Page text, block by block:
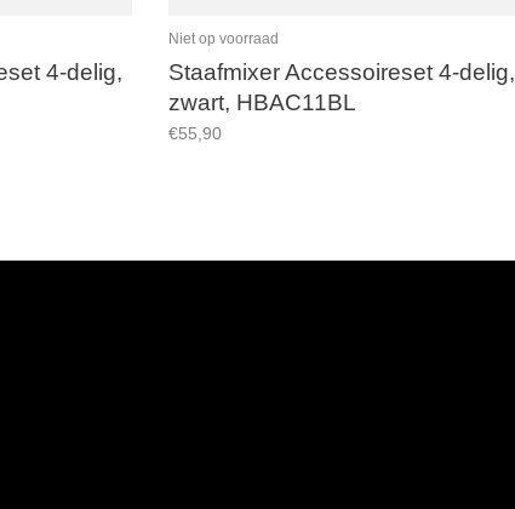
4-delig,
Niet op voorraad
Staafmixer Accessoireset 4-delig,
zwart, HBAC11BL
€55,90